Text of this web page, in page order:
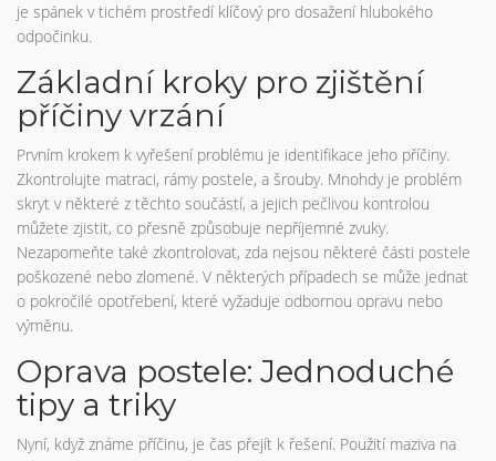
je spánek v tichém prostředí klíčový pro dosažení hlubokého
odpočinku.
Základní kroky pro zjištění
příčiny vrzání
Prvním krokem k vyřešení problému je identifikace jeho příčiny.
Zkontrolujte matraci, rámy postele, a šrouby. Mnohdy je problém
skryt v některé z těchto součástí, a jejich pečlivou kontrolou
můžete zjistit, co přesně způsobuje nepříjemné zvuky.
Nezapomeňte také zkontrolovat, zda nejsou některé části postele
poškozené nebo zlomené. V některých případech se může jednat
o pokročilé opotřebení, které vyžaduje odbornou opravu nebo
výměnu.
Oprava postele: Jednoduché
tipy a triky
Nyní, když známe příčinu, je čas přejít k řešení. Použití maziva na